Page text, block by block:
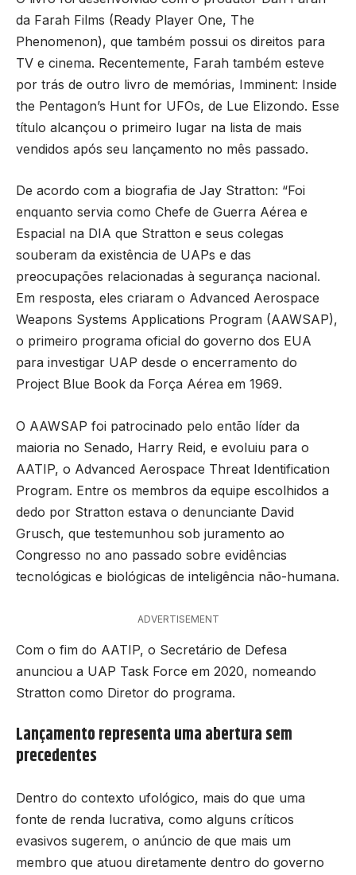
da Farah Films (Ready Player One, The
Phenomenon), que também possui os direitos para
TV e cinema. Recentemente, Farah também esteve
por trás de outro livro de memórias, Imminent: Inside
the Pentagon’s Hunt for UFOs, de Lue Elizondo. Esse
título alcançou o primeiro lugar na lista de mais
vendidos após seu lançamento no mês passado.
De acordo com a biografia de Jay Stratton: “Foi
enquanto servia como Chefe de Guerra Aérea e
Espacial na DIA que Stratton e seus colegas
souberam da existência de UAPs e das
preocupações relacionadas à segurança nacional.
Em resposta, eles criaram o Advanced Aerospace
Weapons Systems Applications Program (AAWSAP),
o primeiro programa oficial do governo dos EUA
para investigar UAP desde o encerramento do
Project Blue Book da Força Aérea em 1969.
O AAWSAP foi patrocinado pelo então líder da
maioria no Senado, Harry Reid, e evoluiu para o
AATIP, o Advanced Aerospace Threat Identification
Program. Entre os membros da equipe escolhidos a
dedo por Stratton estava o denunciante David
Grusch, que testemunhou sob juramento ao
Congresso no ano passado sobre evidências
tecnológicas e biológicas de inteligência não-humana.
ADVERTISEMENT
Com o fim do AATIP, o Secretário de Defesa
anunciou a UAP Task Force em 2020, nomeando
Stratton como Diretor do programa.
Lançamento representa uma abertura sem
precedentes
Dentro do contexto ufológico, mais do que uma
fonte de renda lucrativa, como alguns críticos
evasivos sugerem, o anúncio de que mais um
membro que atuou diretamente dentro do governo